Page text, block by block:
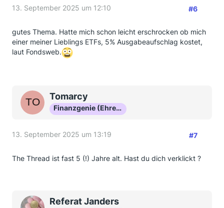
13. September 2025 um 12:10 #6
gutes Thema. Hatte mich schon leicht erschrocken ob mich
einer meiner Lieblings ETFs, 5% Ausgabeaufschlag kostet,
laut Fondsweb.
Tomarcy
Finanzgenie (Ehrenmitglied)
13. September 2025 um 13:19 #7
The Thread ist fast 5 (!) Jahre alt. Hast du dich verklickt ?
Referat Janders